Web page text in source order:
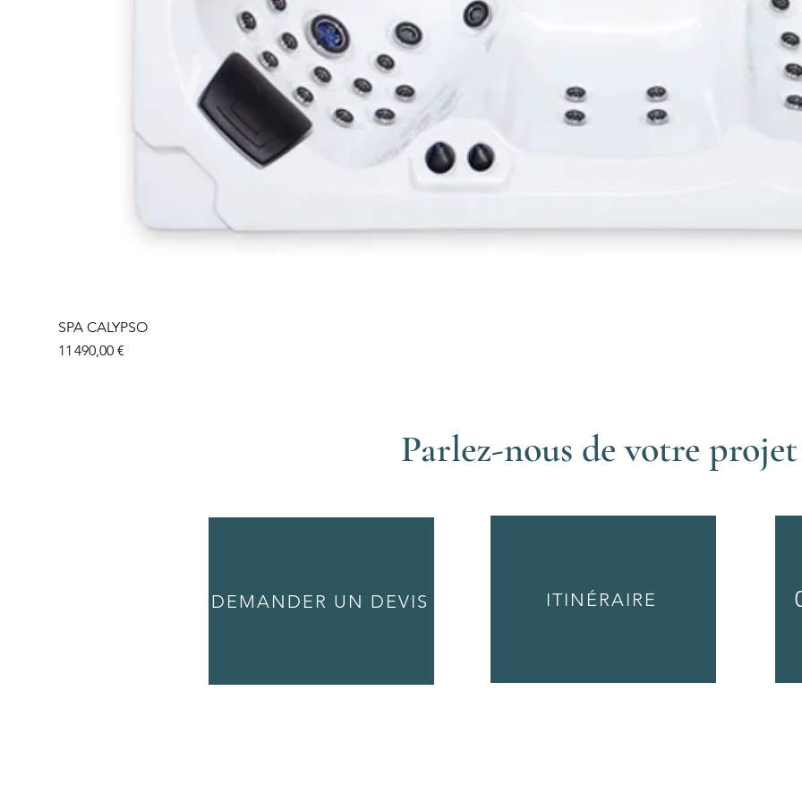
SPA CALYPSO
Prix
11 490,00 €
Parlez-nous de votre projet
DEMANDER UN DEVIS ITINÉRAIRE